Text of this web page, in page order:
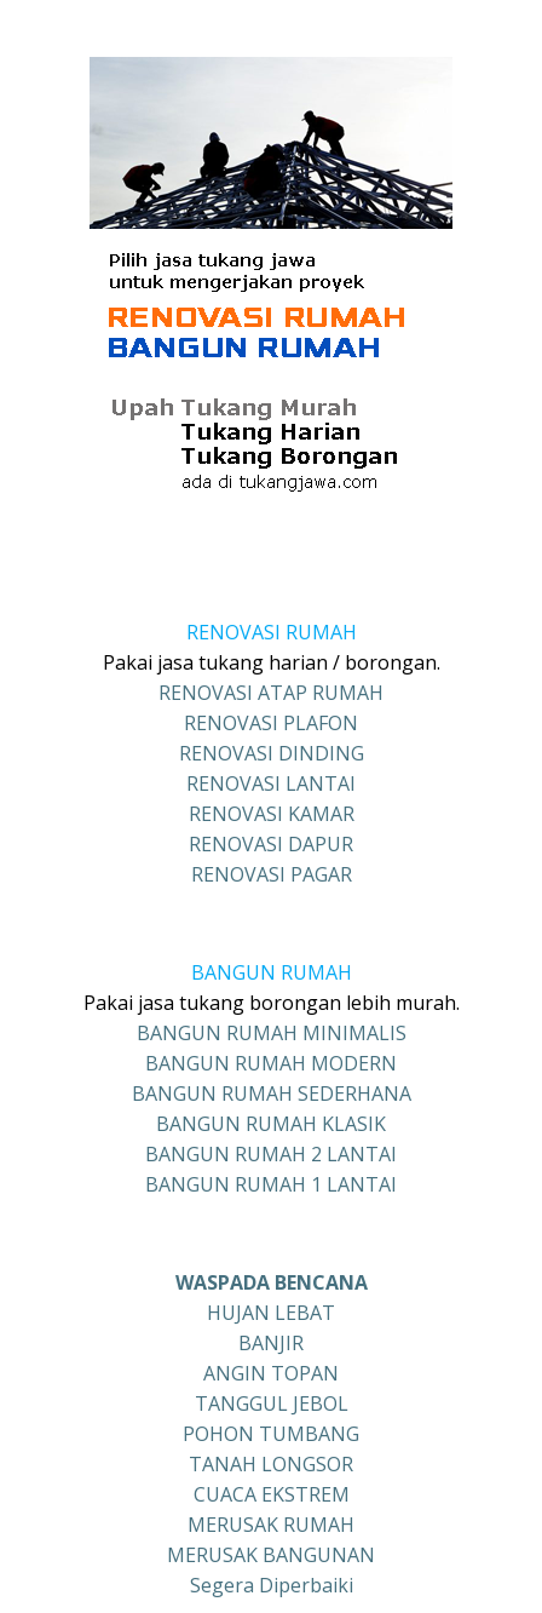
RENOVASI RUMAH
Pakai jasa tukang harian / borongan.
RENOVASI ATAP RUMAH
RENOVASI PLAFON
RENOVASI DINDING
RENOVASI LANTAI
RENOVASI KAMAR
RENOVASI DAPUR
RENOVASI PAGAR
BANGUN RUMAH
Pakai jasa tukang borongan lebih murah.
BANGUN RUMAH MINIMALIS
BANGUN RUMAH MODERN
BANGUN RUMAH SEDERHANA
BANGUN RUMAH KLASIK
BANGUN RUMAH 2 LANTAI
BANGUN RUMAH 1 LANTAI
WASPADA BENCANA
HUJAN LEBAT
BANJIR
ANGIN TOPAN
TANGGUL JEBOL
POHON TUMBANG
TANAH LONGSOR
CUACA EKSTREM
MERUSAK RUMAH
MERUSAK BANGUNAN
Segera Diperbaiki